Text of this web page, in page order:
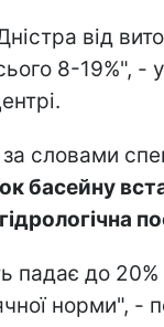
від
8-19%", -
словами
басейну
падає до 20%
норми", -